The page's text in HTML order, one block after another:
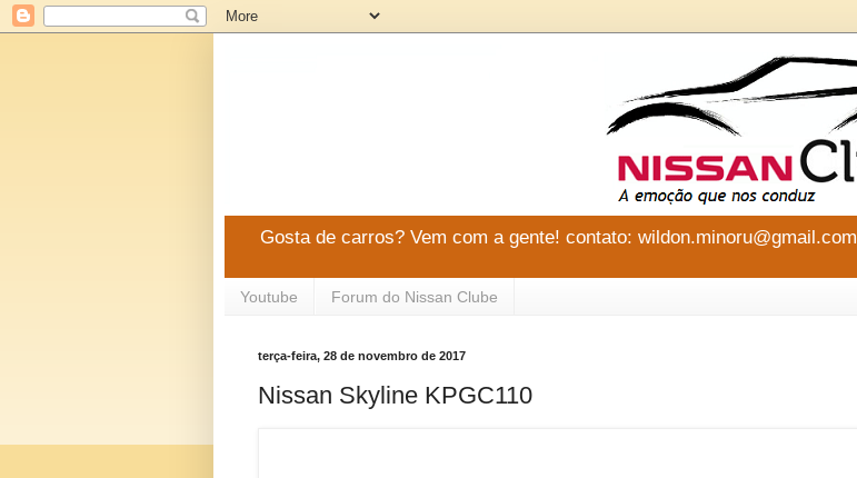
Gosta de carros? Vem com a gente! contato: wildon.minoru@gmail.com
Youtube Forum do Nissan Clube
terça-feira, 28 de novembro de 2017
Nissan Skyline KPGC110